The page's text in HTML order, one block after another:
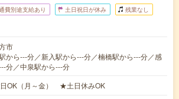
費別途支給あり 土日祝日が休み 残業なし
市
から---分／新入駅から---分／楠橋駅から---分／感
分／中泉駅から---分
OK（月～金） ★土日休みOK